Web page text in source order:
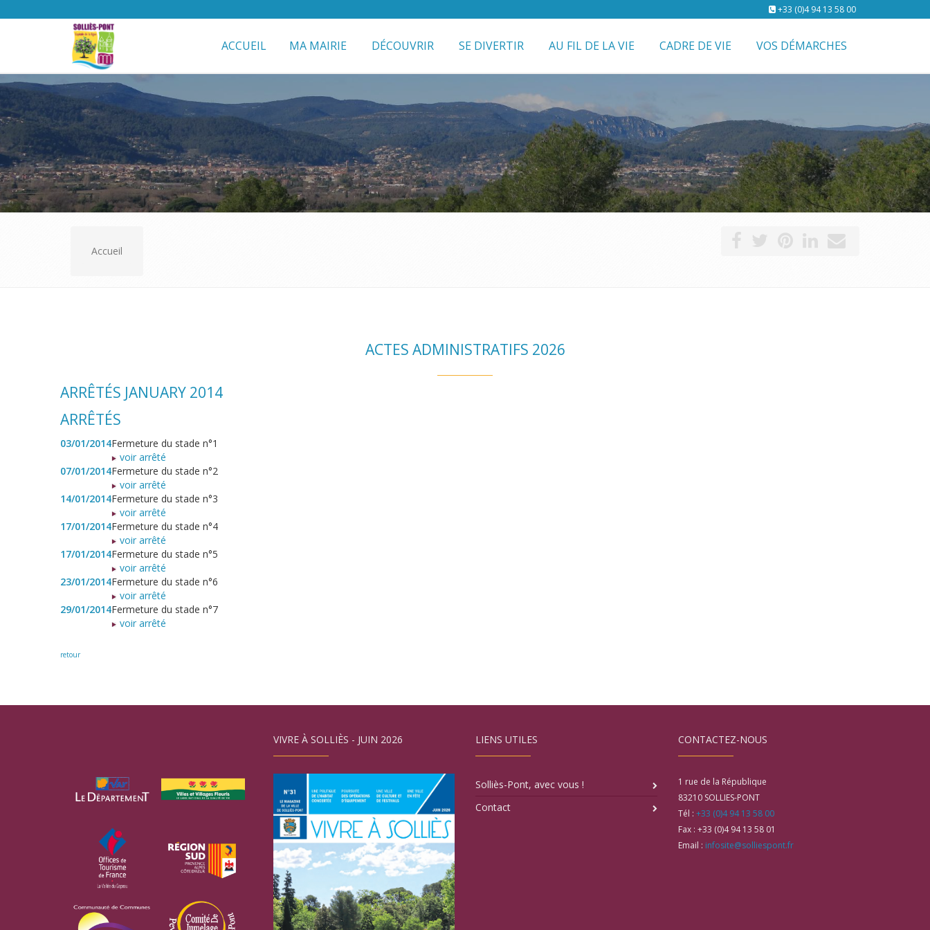
+33 (0)4 94 13 58 00
ACCUEIL MA MAIRIE DÉCOUVRIR SE DIVERTIR AU FIL DE LA VIE CADRE DE VIE VOS DÉMARCHES
Accueil
ACTES ADMINISTRATIFS 2026
ARRÊTÉS JANUARY 2014
ARRÊTÉS
03/01/2014Fermeture du stade n°1
voir arrêté
07/01/2014Fermeture du stade n°2
voir arrêté
14/01/2014Fermeture du stade n°3
voir arrêté
17/01/2014Fermeture du stade n°4
voir arrêté
17/01/2014Fermeture du stade n°5
voir arrêté
23/01/2014Fermeture du stade n°6
voir arrêté
29/01/2014Fermeture du stade n°7
voir arrêté
retour
VIVRE À SOLLIÈS - JUIN 2026 LIENS UTILES
Solliès-Pont, avec vous !
Contact
CONTACTEZ-NOUS
1 rue de la République
83210 SOLLIES-PONT
Tél : +33 (0)4 94 13 58 00
Fax : +33 (0)4 94 13 58 01
Email : infosite@solliespont.fr